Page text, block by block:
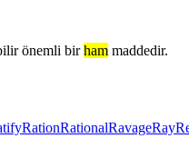
önemli bir ham maddedir.
RationRationalRavageRay